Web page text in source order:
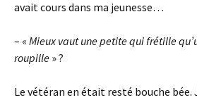
avait cours dans ma jeunesse…
– « Mieux vaut une petite qui frétille
roupille » ?
Le vétéran en était resté bouche bée.